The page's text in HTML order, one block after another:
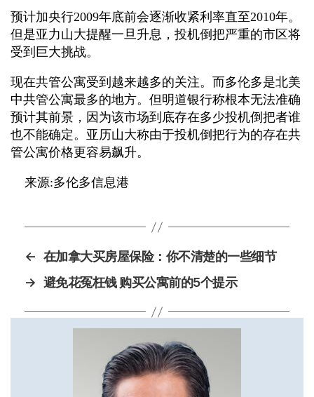
预计加央行2009年底前会逐渐收紧利率直至2010年。
但是亚力山大提醒一旦升息，投机倒把严重的市区将
受到巨大挑战。
现在共管公寓受到越来越多的关注。而多伦多是北美
中共管公寓最多的地方。但明道银行称根本无法准确
预计其前景，因为该市场到底存在多少投机倒把者谁
也不能确定。亚历山大称由于投机倒把行为的存在共
管公寓价格更容易飙升。
来源:多伦多信息港
← 在加拿大买房屋保险：你不清楚的一些细节
→ 避免花冤枉钱 购买公寓前的5个提示